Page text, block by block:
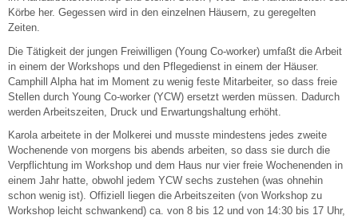
Körbe her. Gegessen wird in den einzelnen Häusern, zu geregelten
Zeiten.
Die Tätigkeit der jungen Freiwilligen (Young Co-worker) umfaßt die Arbeit
in einem der Workshops und den Pflegedienst in einem der Häuser.
Camphill Alpha hat im Moment zu wenig feste Mitarbeiter, so dass freie
Stellen durch Young Co-worker (YCW) ersetzt werden müssen. Dadurch
werden Arbeitszeiten, Druck und Erwartungshaltung erhöht.
Karola arbeitete in der Molkerei und musste mindestens jedes zweite
Wochenende von morgens bis abends arbeiten, so dass sie durch die
Verpflichtung im Workshop und dem Haus nur vier freie Wochenenden in
einem Jahr hatte, obwohl jedem YCW sechs zustehen (was ohnehin
schon wenig ist). Offiziell liegen die Arbeitszeiten (von Workshop zu
Workshop leicht schwankend) ca. von 8 bis 12 und von 14:30 bis 17 Uhr,